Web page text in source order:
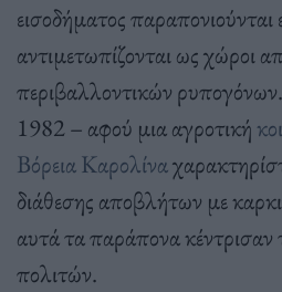
εισοδήματος παραπονιούνται
αντιμετωπίζονται ως χώροι
περιβαλλοντικών
1982 – αφού μια αγροτική
Βόρεια Καρολίνα
διάθεσης αποβλήτων με
αυτά τα παράπονα
πολιτών.